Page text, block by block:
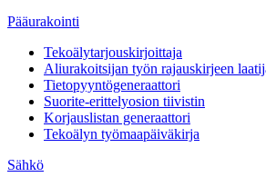
Pääurakointi
Tekoälytarjouskirjoittaja
Aliurakoitsijan työn rajauskirjeen
Tietopyyntögeneraattori
Suorite-erittelyosion tiivistin
Korjauslistan generaattori
Tekoälyn työmaapäiväkirja
Sähkö